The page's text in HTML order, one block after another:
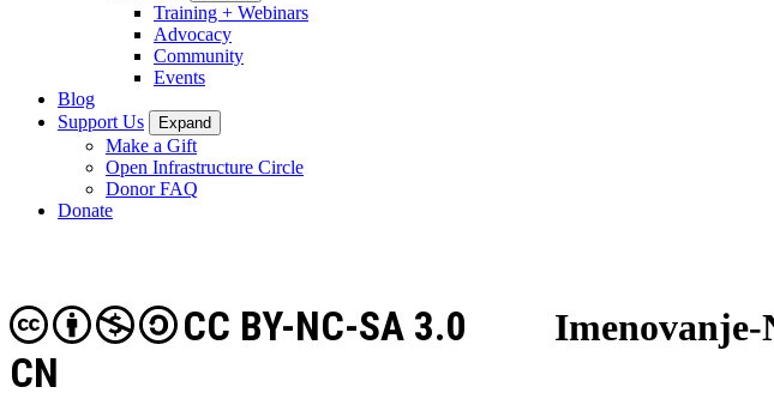
Training + Webinars
Advocacy
Community
Events
Blog
Support Us
Expand
Make a Gift
Open Infrastructure Circle
Donor FAQ
Donate
CC BY-NC-SA 3.0
CN